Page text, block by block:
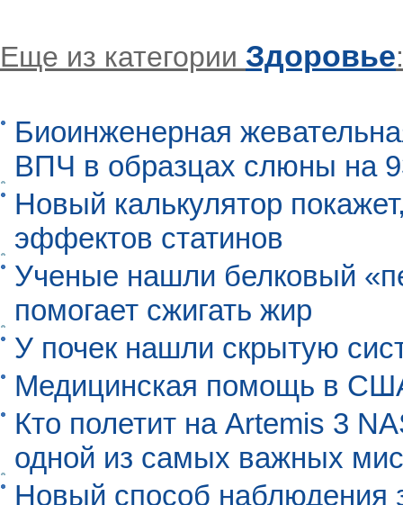
Еще из категории Здоровье:
Биоинженерная
ВПЧ в образцах слюны на
Новый калькулятор
эффектов статинов
Ученые нашли белковый
помогает сжигать жир
У почек нашли скрытую
Медицинская помощь в
Кто полетит на Artemis 3
одной из самых важных
Новый способ наблюдения